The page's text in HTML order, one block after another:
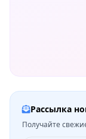
Рассылка
Получайте